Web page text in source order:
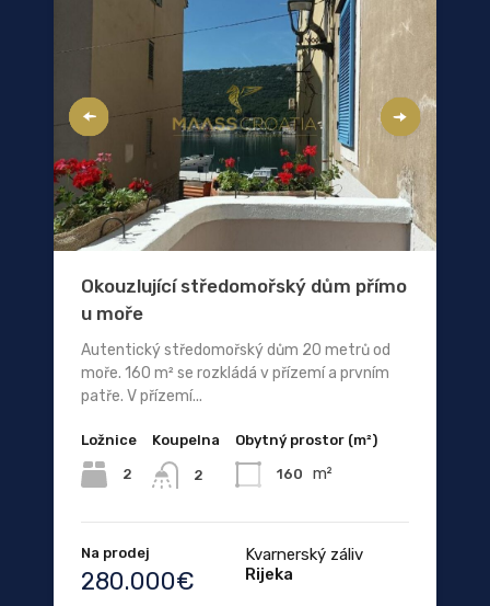
Okouzlující středomořský dům přímo
u moře
Autentický středomořský dům 20 metrů od
moře. 160 m² se rozkládá v přízemí a prvním
patře. V přízemí...
Ložnice
2
Koupelna
2
Obytný prostor (m²)
160 m²
Na prodej
280.000€
Kvarnerský záliv
Rijeka